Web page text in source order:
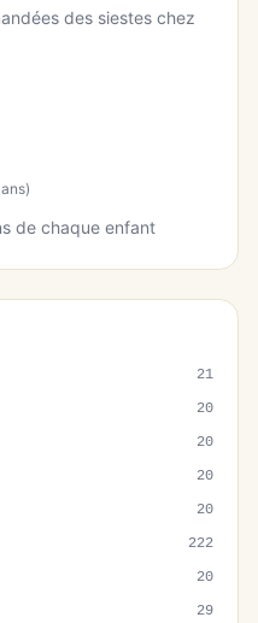
des siestes chez
de chaque enfant
21
20
20
20
20
222
20
29